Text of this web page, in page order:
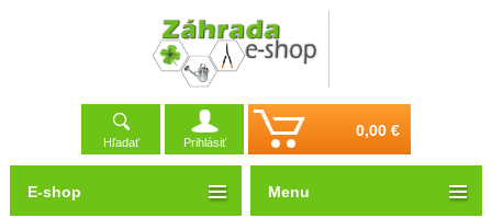
Hľadať Prihlásiť
0,00 €
E-shop Menu